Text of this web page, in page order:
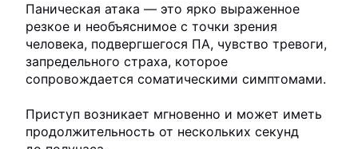
Паническая атака — это ярко выраженное
резкое и необъяснимое с точки зрения
человека, подвергшегося ПА, чувство тревоги,
запредельного страха, которое
сопровождается соматическими симптомами.
Приступ возникает мгновенно и может иметь
продолжительность от нескольких секунд